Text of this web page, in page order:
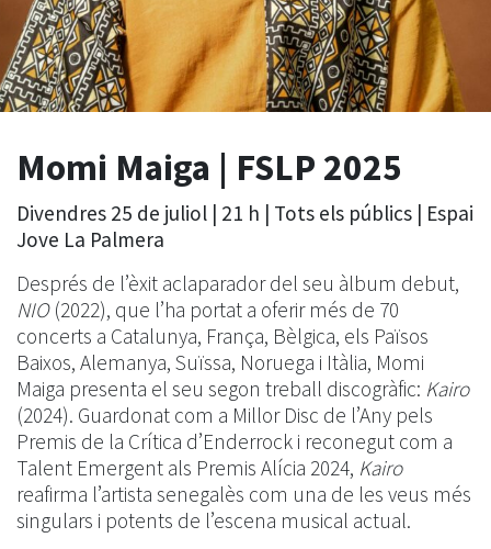
Momi Maiga | FSLP 2025
Divendres 25 de juliol | 21 h | Tots els públics | Espai
Jove La Palmera
Després de l’èxit aclaparador del seu àlbum debut,
NIO(2022), que l’ha portat a oferir més de 70
concerts a Catalunya, França, Bèlgica, els Països
Baixos, Alemanya, Suïssa, Noruega i Itàlia, Momi
Maiga presenta el seu segon treball discogràfic: Kairo
(2024). Guardonat com a Millor Disc de l’Any pels
Premis de la Crítica d’Enderrock i reconegut com a
Talent Emergent als Premis Alícia 2024, Kairo
reafirma l’artista senegalès com una de les veus més
singulars i potents de l’escena musical actual.